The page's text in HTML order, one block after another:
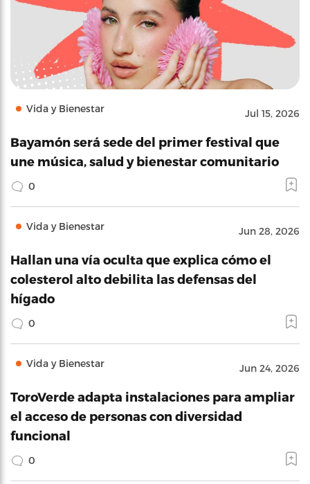
Vida y Bienestar Jul 15, 2026
Bayamón será sede del primer festival que
une música, salud y bienestar comunitario
0
Vida y Bienestar Jun 28, 2026
Hallan una vía oculta que explica cómo el
colesterol alto debilita las defensas del
hígado
0
Vida y Bienestar Jun 24, 2026
ToroVerde adapta instalaciones para ampliar
el acceso de personas con diversidad
funcional
0